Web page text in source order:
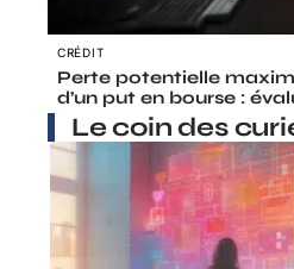
CRÉDIT
Perte potentielle
d’un put en bourse :
Le coin des